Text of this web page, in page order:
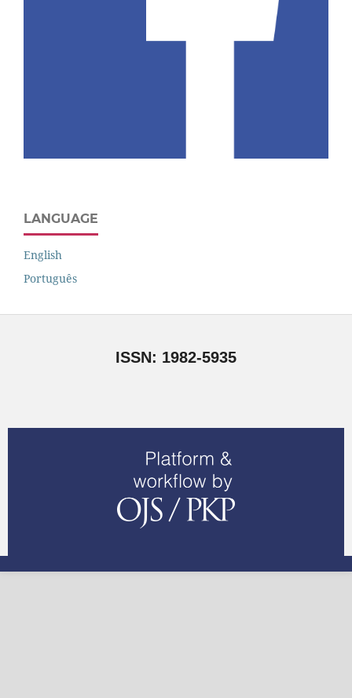
LANGUAGE
English
Português
ISSN: 1982-5935